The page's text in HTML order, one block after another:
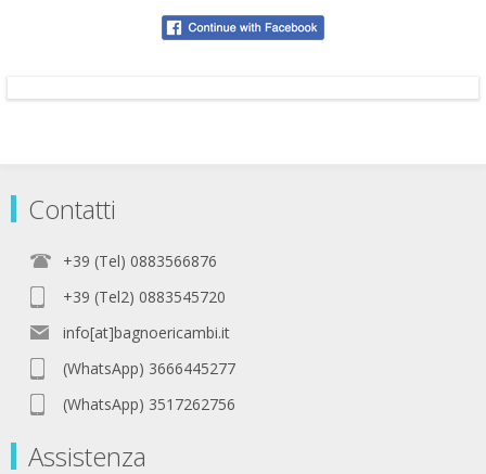
Contatti
+39 (Tel) 0883566876
+39 (Tel2) 0883545720
info[at]bagnoericambi.it
(WhatsApp) 3666445277
(WhatsApp) 3517262756
Assistenza